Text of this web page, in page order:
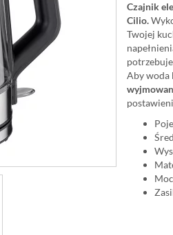
Czajnik
Cilio.
Twojej
Aby woda